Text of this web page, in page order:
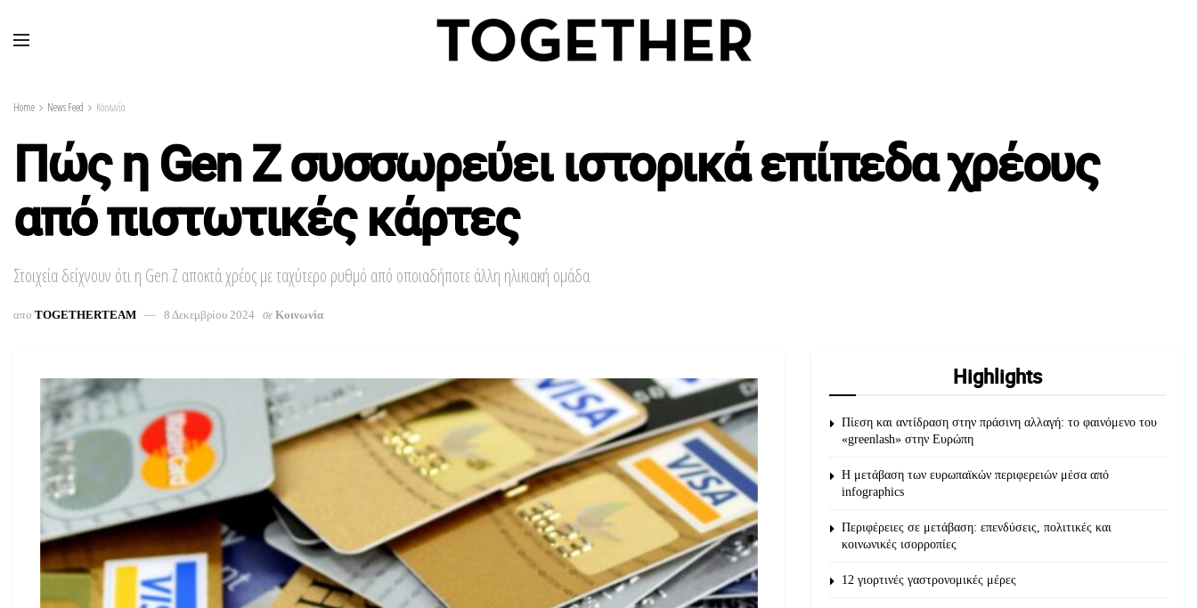
Home News Feed Κοινωνία
Πώς η Gen Z συσσωρεύει ιστορικά επίπεδα χρέους
από πιστωτικές κάρτες
Στοιχεία δείχνουν ότι η Gen Z αποκτά χρέος με ταχύτερο ρυθμό από οποιαδήποτε άλλη ηλικιακή ομάδα
απο TOGETHERTEAM 8 Δεκεμβρίου 2024 σε Κοινωνία
Highlights
Πίεση και αντίδραση στην πράσινη αλλαγή: το φαινόμενο του
«greenlash» στην Ευρώπη
Η μετάβαση των ευρωπαϊκών περιφερειών μέσα από
infographics
Περιφέρειες σε μετάβαση: επενδύσεις, πολιτικές και
κοινωνικές ισορροπίες
12 γιορτινές γαστρονομικές μέρες